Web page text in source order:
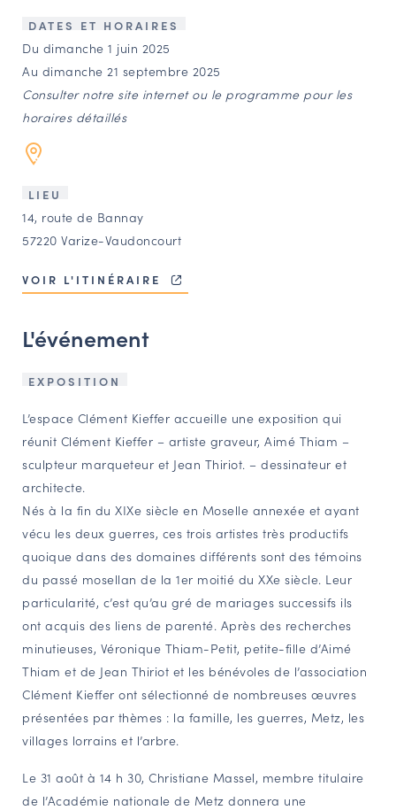
CONTACT
Agenda
Annuaire
Ressources
OFFRES D’EMPLOI ET DE STAGE
OUTILS EN LIGNE
Espace acteurs
NAVIGATION FILTRÉE « ACTEURS »
PORTAIL CULTURE
Comité d'Histoire Régionale
Service Inventaire et Patrimoines de la Région Grand Est
VOUS ÊTES…
Amateurs d’histoire et de patrimoine
Étudiants & chercheurs
DATES ET HORAIRES
Du dimanche 1 juin 2025
Au dimanche 21 septembre 2025
Consulter notre site internet ou le programme pour les
horaires détaillés
LIEU
14, route de Bannay
57220 Varize-Vaudoncourt
VOIR L'ITINÉRAIRE
L'événement
EXPOSITION
L’espace Clément Kieffer accueille une exposition qui
réunit Clément Kieffer – artiste graveur, Aimé Thiam –
sculpteur marqueteur et Jean Thiriot. – dessinateur et
architecte.
Nés à la fin du XIXe siècle en Moselle annexée et ayant
vécu les deux guerres, ces trois artistes très productifs
quoique dans des domaines différents sont des témoins
du passé mosellan de la 1er moitié du XXe siècle. Leur
particularité, c’est qu’au gré de mariages successifs ils
ont acquis des liens de parenté. Après des recherches
minutieuses, Véronique Thiam-Petit, petite-fille d’Aimé
Thiam et de Jean Thiriot et les bénévoles de l’association
Clément Kieffer ont sélectionné de nombreuses œuvres
présentées par thèmes : la famille, les guerres, Metz, les
villages lorrains et l’arbre.
Le 31 août à 14 h 30, Christiane Massel, membre titulaire
de l’Académie nationale de Metz donnera une